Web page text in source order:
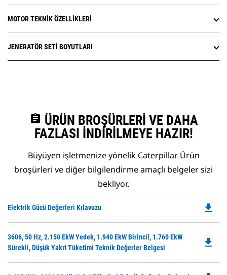
MOTOR TEKNIK ÖZELLIKLERI
JENERATÖR SETI BOYUTLARI
assignment ÜRÜN BROŞÜRLERI VE DAHA
FAZLASI İNDIRILMEYE HAZIR!
Büyüyen işletmenize yönelik Caterpillar Ürün
broşürleri ve diğer bilgilendirme amaçlı belgeler sizi
bekliyor.
Elektrik Gücü Değerleri Kılavuzu file_download
3606, 50 Hz, 2.150 EkW Yedek, 1.940 EkW Birincil, 1.760 EkW
Sürekli, Düşük Yakıt Tüketimi Teknik Değerler Belgesi
file_download